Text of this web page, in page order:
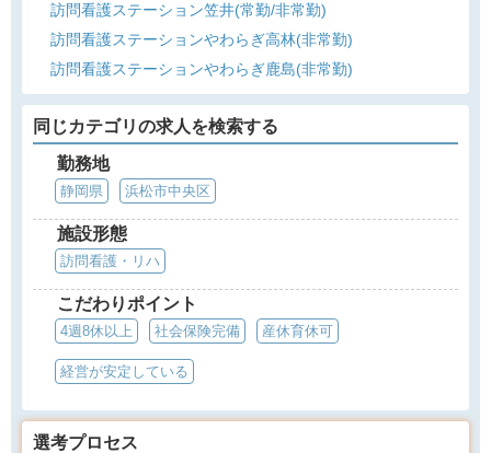
訪問看護ステーション笠井(常勤/非常勤)
訪問看護ステーションやわらぎ高林(非常勤)
訪問看護ステーションやわらぎ鹿島(非常勤)
同じカテゴリの求人を検索する
勤務地
静岡県 浜松市中央区
施設形態
訪問看護・リハ
こだわりポイント
4週8休以上 社会保険完備 産休育休可
経営が安定している
選考プロセス